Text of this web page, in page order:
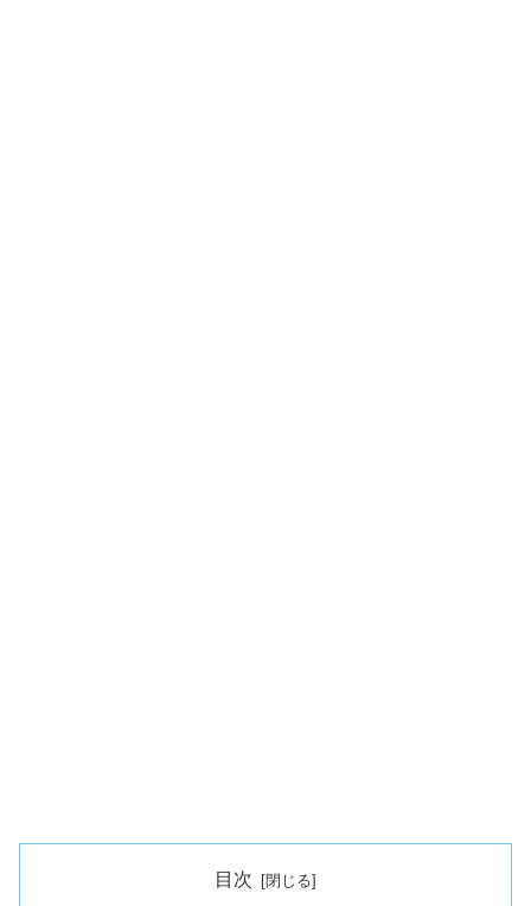
目次